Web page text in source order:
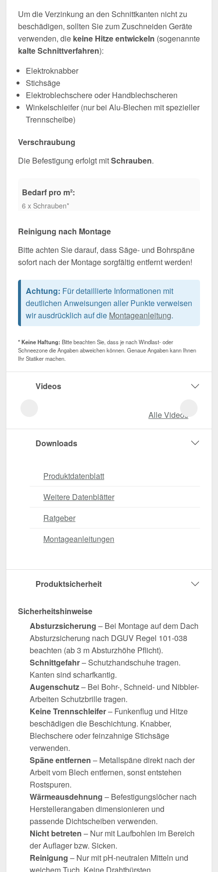
Um die Verzinkung an den Schnittkanten nicht zu
beschädigen, sollten Sie zum Zuschneiden Geräte
verwenden, die keine Hitze entwickeln (sogenannte
kalte Schnittverfahren):
Elektroknabber
Stichsäge
Elektroblechschere oder Handblechscheren
Winkelschleifer (nur bei Alu-Blechen mit spezieller
Trennscheibe)
Verschraubung
Die Befestigung erfolgt mitSchrauben.
Bedarf pro m²:
6 x Schrauben*
Reinigung nach Montage
Bitte achten Sie darauf, dass Säge- und Bohrspäne
sofort nach der Montage sorgfältig entfernt werden!
Achtung: Für detaillierte Informationen mit
deutlichen Anweisungen aller Punkte verweisen
wir ausdrücklich auf die Montageanleitung.
* Keine Haftung: Bitte beachten Sie, dass je nach Windlast- oder
Schneezone die Angaben abweichen können. Genaue Angaben kann Ihnen
Ihr Statiker machen.
Videos
Alle Videos
Downloads
Produktdatenblatt
Weitere Datenblätter
Ratgeber
Montageanleitungen
Produktsicherheit
Sicherheitshinweise
Absturzsicherung – Bei Montage auf dem Dach
Absturzsicherung nach DGUV Regel 101-038
beachten (ab 3 m Absturzhöhe Pflicht).
Schnittgefahr– Schutzhandschuhe tragen.
Kanten sind scharfkantig.
Augenschutz– Bei Bohr-, Schneid- und Nibbler-
Arbeiten Schutzbrille tragen.
Keine Trennschleifer– Funkenflug und Hitze
beschädigen die Beschichtung. Knabber,
Blechschere oder feinzahnige Stichsäge
verwenden.
Späne entfernen – Metallspäne direkt nach der
Arbeit vom Blech entfernen, sonst entstehen
Rostspuren.
Wärmeausdehnung – Befestigungslöcher nach
Herstellerangaben dimensionieren und
passende Dichtscheiben verwenden.
Nicht betreten – Nur mit Laufbohlen im Bereich
der Auflager bzw. Sicken.
Reinigung – Nur mit pH-neutralen Mitteln und